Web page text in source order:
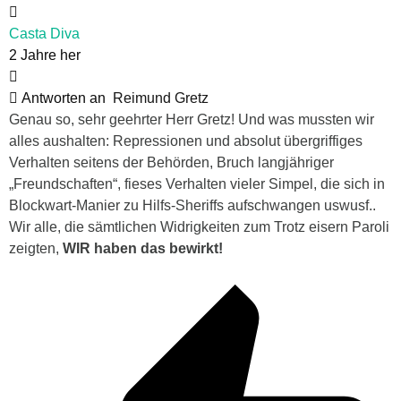
Casta Diva
2 Jahre her
Antworten an
Reimund Gretz
Genau so, sehr geehrter Herr Gretz! Und was mussten wir
alles aushalten: Repressionen und absolut übergriffiges
Verhalten seitens der Behörden, Bruch langjähriger
„Freundschaften“, fieses Verhalten vieler Simpel, die sich in
Blockwart-Manier zu Hilfs-Sheriffs aufschwangen uswusf..
Wir alle, die sämtlichen Widrigkeiten zum Trotz eisern Paroli
zeigten, WIR haben das bewirkt!